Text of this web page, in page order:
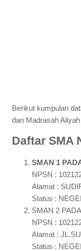
Berikut kumpulan
dan Madrasah
Daftar SMA
SMAN 1
NPSN :
Alamat :
Status :
SMAN 2
NPSN :
Alamat :
Status :